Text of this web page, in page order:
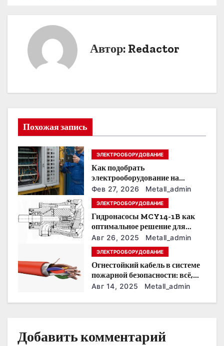
ц
я
п
о
з
а
с
Автор: Redactor
Похожая запись
ЭЛЕКТРООБОРУДОВАНИЕ
Как подобрать
электрооборудование на
предприятии под тяжелые
условия эксплуатации
Фев 27, 2026 Metall_admin
ЭЛЕКТРООБОРУДОВАНИЕ
Гидронасосы MCY14-1B как
оптимальное решение для
модернизации гидросистем
Авг 26, 2025 Metall_admin
ЭЛЕКТРООБОРУДОВАНИЕ
Огнестойкий кабель в системе
пожарной безопасности: всё,
что нужно знать
Авг 14, 2025 Metall_admin
Добавить комментарий